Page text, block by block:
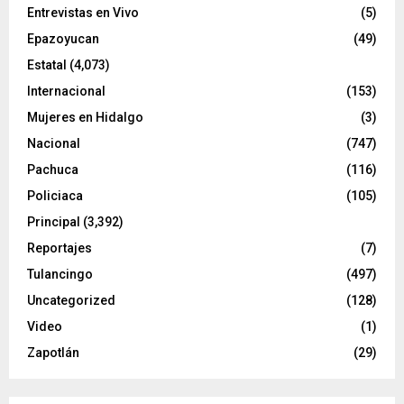
Entrevistas en Vivo
(5)
Epazoyucan
(49)
Estatal (4,073)
Internacional
(153)
Mujeres en Hidalgo
(3)
Nacional
(747)
Pachuca
(116)
Policiaca
(105)
Principal (3,392)
Reportajes
(7)
Tulancingo
(497)
Uncategorized
(128)
Video
(1)
Zapotlán
(29)